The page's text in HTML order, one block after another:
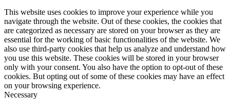
This website uses cookies to improve your experience while you
navigate through the website. Out of these cookies, the cookies that
are categorized as necessary are stored on your browser as they are
essential for the working of basic functionalities of the website. We
also use third-party cookies that help us analyze and understand how
you use this website. These cookies will be stored in your browser
only with your consent. You also have the option to opt-out of these
cookies. But opting out of some of these cookies may have an effect
on your browsing experience.
Necessary